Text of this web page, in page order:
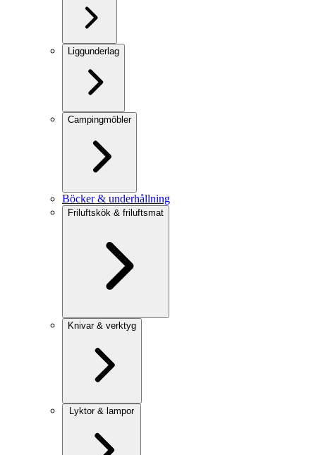
Liggunderlag
Campingmöbler
Böcker & underhållning
Friluftskök & friluftsmat
Knivar & verktyg
Lyktor & lampor